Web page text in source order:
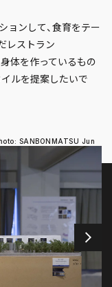
ョンして、食育をテー
レストラン
体を作っているもの
ルを提案したいで
SANBONMATSU Jun